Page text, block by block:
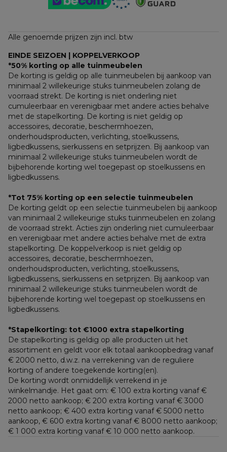
Alle genoemde prijzen zijn incl. btw
EINDE SEIZOEN | KOPPELVERKOOP
*50% korting op alle tuinmeubelen
De korting is geldig op alle tuinmeubelen bij aankoop van
minimaal 2 willekeurige stuks tuinmeubelen zolang de
voorraad strekt. De korting is niet onderling niet
cumuleerbaar en verenigbaar met andere acties behalve
met de stapelkorting. De korting is niet geldig op
accessoires, decoratie, beschermhoezen,
onderhoudsproducten, verlichting, stoelkussens,
ligbedkussens, sierkussens en setprijzen. Bij aankoop van
minimaal 2 willekeurige stuks tuinmeubelen wordt de
bijbehorende korting wel toegepast op stoelkussens en
ligbedkussens.
*Tot 75% korting op een selectie tuinmeubelen
De korting geldt op een selectie tuinmeubelen bij aankoop
van minimaal 2 willekeurige stuks tuinmeubelen en zolang
de voorraad strekt. Acties zijn onderling niet cumuleerbaar
en verenigbaar met andere acties behalve met de extra
stapelkorting. De koppelverkoop is niet geldig op
accessoires, decoratie, beschermhoezen,
onderhoudsproducten, verlichting, stoelkussens,
ligbedkussens, sierkussens en setprijzen. Bij aankoop van
minimaal 2 willekeurige stuks tuinmeubelen wordt de
bijbehorende korting wel toegepast op stoelkussens en
ligbedkussens.
*Stapelkorting: tot €1000 extra stapelkorting
De stapelkorting is geldig op alle producten uit het
assortiment en geldt voor elk totaal aankoopbedrag vanaf
€ 2000 netto, d.w.z. na verrekening van de reguliere
korting of andere toegekende korting(en).
De korting wordt onmiddellijk verrekend in je
winkelmandje. Het gaat om: € 100 extra korting vanaf €
2000 netto aankoop; € 200 extra korting vanaf € 3000
netto aankoop; € 400 extra korting vanaf € 5000 netto
aankoop, € 600 extra korting vanaf € 8000 netto aankoop;
€ 1 000 extra korting vanaf € 10 000 netto aankoop.